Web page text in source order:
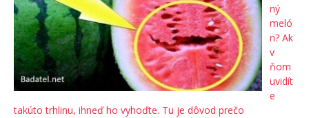
ný
meló
n? Ak
v
ňom
uvidít
e
takúto trhlinu, ihneď ho vyhoďte. Tu je dôvod prečo